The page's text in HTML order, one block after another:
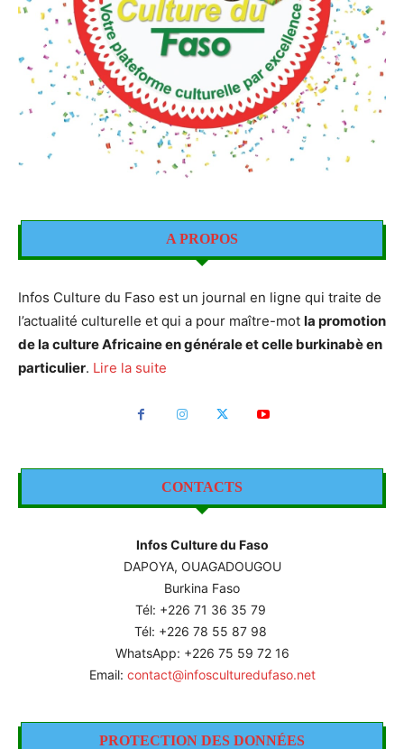
A PROPOS
Infos Culture du Faso est un journal en ligne qui traite de
l’actualité culturelle et qui a pour maître-mot la promotion
de la culture Africaine en générale et celle burkinabè en
particulier. Lire la suite
CONTACTS
Infos Culture du Faso
DAPOYA, OUAGADOUGOU
Burkina Faso
Tél: +226 71 36 35 79
Tél: +226 78 55 87 98
WhatsApp: +226 75 59 72 16
Email: contact@infosculturedufaso.net
PROTECTION DES DONNÉES